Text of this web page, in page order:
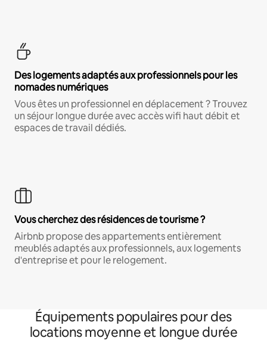
Des logements adaptés aux professionnels pour les
nomades numériques
Vous êtes un professionnel en déplacement ? Trouvez
un séjour longue durée avec accès wifi haut débit et
espaces de travail dédiés.
Vous cherchez des résidences de tourisme ?
Airbnb propose des appartements entièrement
meublés adaptés aux professionnels, aux logements
d'entreprise et pour le relogement.
Équipements populaires pour des
locations moyenne et longue durée